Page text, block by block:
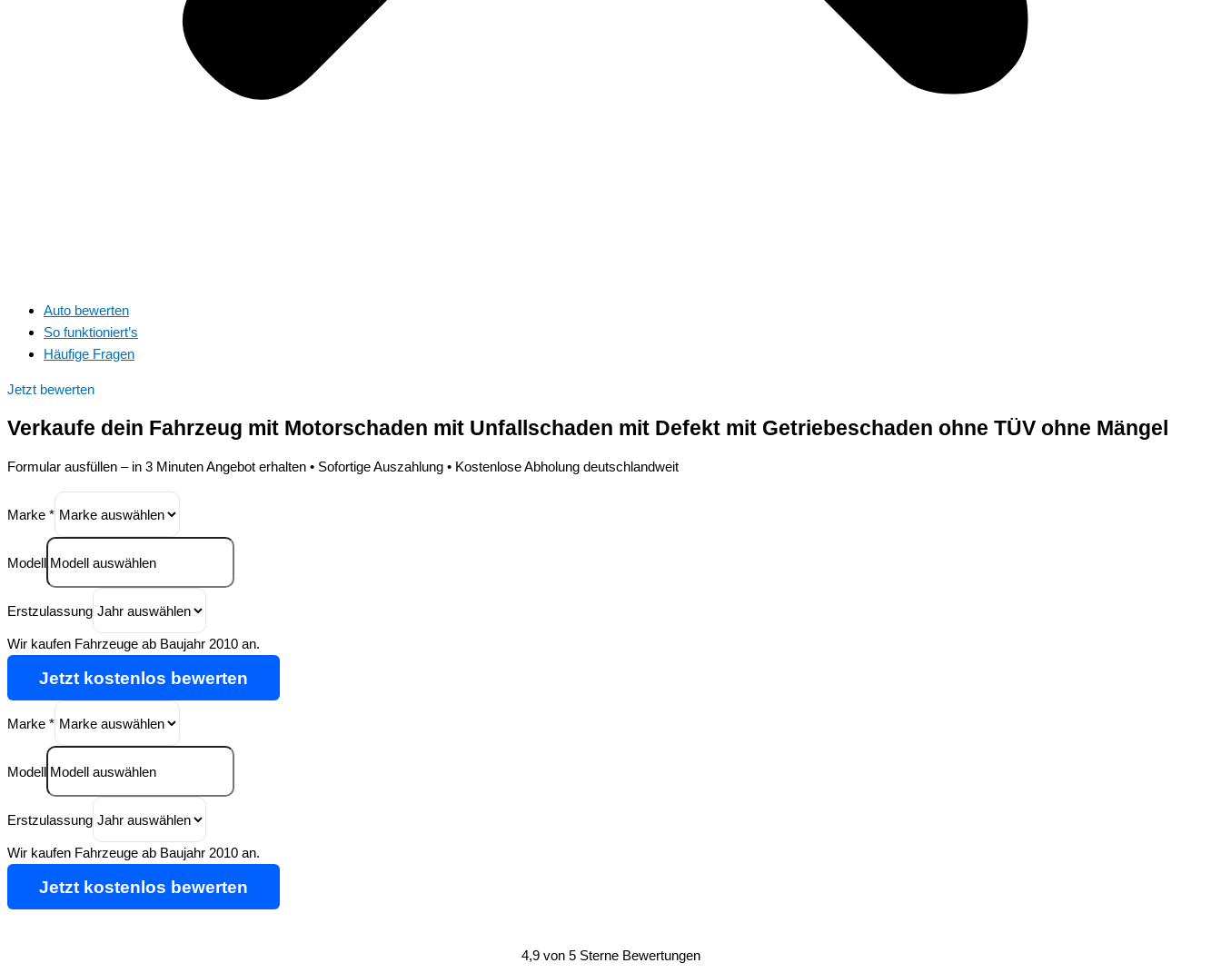
Auto bewerten
So funktioniert’s
Häufige Fragen
Jetzt bewerten
Verkaufe dein Fahrzeug mit Motorschaden mit Unfallschaden mit Defekt mit Getriebeschaden ohne TÜV ohne Mängel
Formular ausfüllen – in 3 Minuten Angebot erhalten • Sofortige Auszahlung • Kostenlose Abholung deutschlandweit
Marke *
Modell
Erstzulassung
Wir kaufen Fahrzeuge ab Baujahr 2010 an.
Jetzt kostenlos bewerten
Marke *
Modell
Erstzulassung
Wir kaufen Fahrzeuge ab Baujahr 2010 an.
Jetzt kostenlos bewerten
4,9 von 5 Sterne Bewertungen